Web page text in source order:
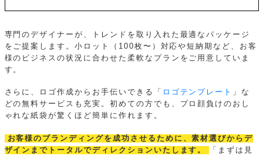
専門のデザイナーが、トレンドを取り入れた最適なパッケージ
をご提案します。小ロット（100枚〜）対応や短納期など、お客
様のビジネスの状況に合わせた柔軟なプランをご用意していま
す。
さらに、ロゴ作成からお手伝いできる「 ロゴテンプレート
」な
どの無料サービスも充実。初めての方でも、プロ顔負けのおし
ゃれな紙袋が驚くほど簡単に作れます。
お客様のブランディングを成功させるために、素材選びからデ
ザインまでトータルでディレクションいたします。
「まずは見